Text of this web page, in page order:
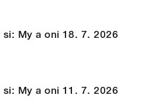
My a oni 18. 7. 2026
My a oni 11. 7. 2026